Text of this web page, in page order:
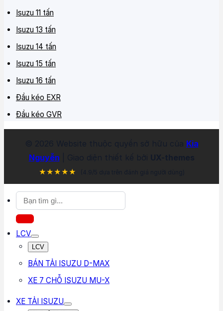
Isuzu 11 tấn
Isuzu 13 tấn
Isuzu 14 tấn
Isuzu 15 tấn
Isuzu 16 tấn
Đầu kéo EXR
Đầu kéo GVR
© 2026 Website thuộc quyền sở hữu của Kia
Nguyễn | Giao diện thiết kế bởi UX-themes
★★★★★ (4.9/5 dựa trên đánh giá người dùng)
Tìm
kiếm:
LCV
LCV
BÁN TẢI ISUZU D-MAX
XE 7 CHỖ ISUZU MU-X
XE TẢI ISUZU